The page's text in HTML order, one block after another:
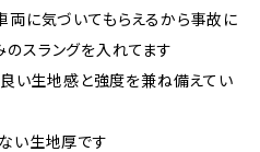
両に気づいてもらえるから事故に
スラングを入れてます
い生地感と強度を兼ね備えてい
い生地厚です